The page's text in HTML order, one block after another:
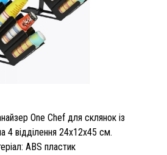
One Chef для склянок із
4 відділення 24х12х45 см.
ABS пластик